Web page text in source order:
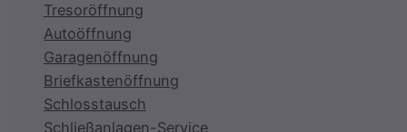
Tresoröffnung
Autoöffnung
Garagenöffnung
Briefkastenöffnung
Schlosstausch
Schließanlagen-Service